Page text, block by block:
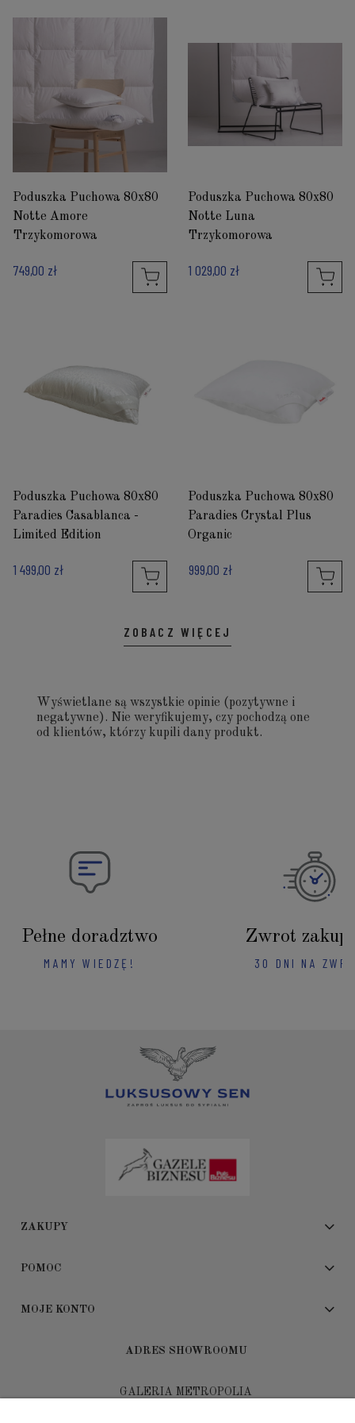
Poduszka Puchowa 80x80
Notte Amore
Trzykomorowa
749,00 zł
Poduszka Puchowa 80x80
Notte Luna
Trzykomorowa
1 029,00 zł
Poduszka Puchowa 80x80
Paradies Casablanca -
Limited Edition
1 499,00 zł
Poduszka Puchowa 80x80
Paradies Crystal Plus
Organic
999,00 zł
ZOBACZ WIĘCEJ
Wyświetlane są wszystkie opinie (pozytywne i
negatywne). Nie weryfikujemy, czy pochodzą one
od klientów, którzy kupili dany produkt.
Pełne doradztwo
MAMY WIEDZĘ!
Zwrot
30 DNI NA
ZAKUPY
POMOC
MOJE KONTO
ADRES SHOWROOMU
GALERIA METROPOLIA